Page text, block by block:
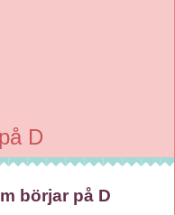
D
börjar på D